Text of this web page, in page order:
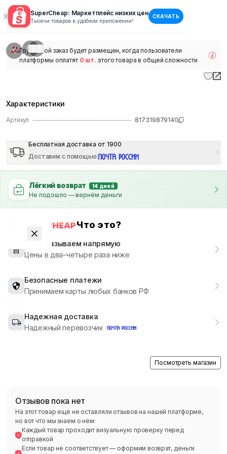
SuperCheap: Маркетплейс низких цен
Тысячи товаров в удобном приложении!
СКАЧАТЬ
1/
Групповой заказ будет размещен, когда пользователи
платформы оплатят 0 шт. этого товара в общей сложности
Характеристики
Артикул 817319879140
Бесплатная доставка от 1900
Доставим с помощью:
Лёгкий возврат 14 дней
Не подошло — вернём деньги
Что это?
Мы заказываем напрямую
Цены в два–четыре раза ниже
Безопасные платежи
Принимаем карты любых банков РФ
Надежная доставка
Надежный перевозчик
Посмотреть магазин
Отзывов пока нет
На этот товар ещё не оставляли отзывов на нашей платформе,
но вот что мы знаем о нём:
Каждый товар проходит визуальную проверку перед
отправкой
Если товар не соответствует — оформим возврат, деньги